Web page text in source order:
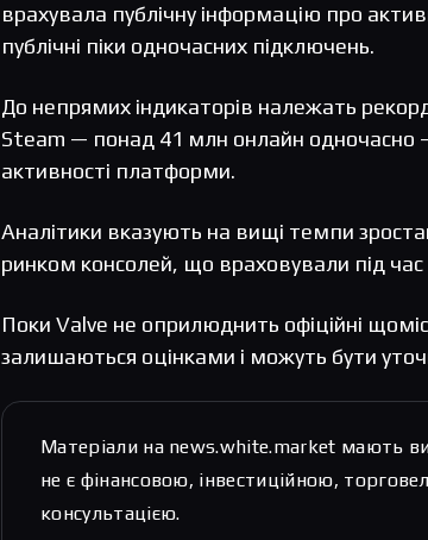
врахувала публічну інформацію про
публічні піки одночасних підключень.
До непрямих індикаторів належать
Steam — понад 41 млн онлайн одночасно
активності платформи.
Аналітики вказують на вищі темпи
ринком консолей, що враховували під час
Поки Valve не оприлюднить офіційні
залишаються оцінками і можуть бути
Матеріали на news.white.market мають
не є фінансовою, інвестиційною,
консультацією.